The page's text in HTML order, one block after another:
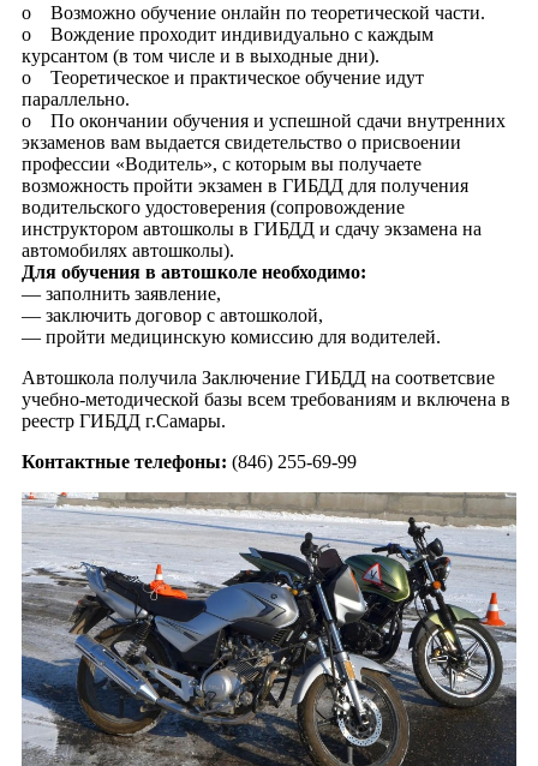
o Возможно обучение онлайн по теоретической части.
o Вождение проходит индивидуально с каждым
курсантом (в том числе и в выходные дни).
o Теоретическое и практическое обучение идут
параллельно.
o По окончании обучения и успешной сдачи внутренних
экзаменов вам выдается свидетельство о присвоении
профессии «Водитель», с которым вы получаете
возможность пройти экзамен в ГИБДД для получения
водительского удостоверения (сопровождение
инструктором автошколы в ГИБДД и сдачу экзамена на
автомобилях автошколы).
Для обучения в автошколе необходимо:
— заполнить заявление,
— заключить договор с автошколой,
— пройти медицинскую комиссию для водителей.
Автошкола получила Заключение ГИБДД на соответсвие
учебно-методической базы всем требованиям и включена в
реестр ГИБДД г.Самары.
Контактные телефоны: (846) 255-69-99